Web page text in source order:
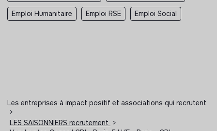
Emploi Humanitaire Emploi RSE Emploi Social
Les entreprises à impact positif et associations qui recrutent
>
LES SAISONNIERS recrutement
>